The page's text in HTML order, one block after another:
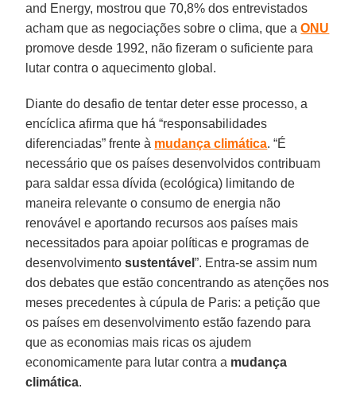
and Energy, mostrou que 70,8% dos entrevistados
acham que as negociações sobre o clima, que aONU
promove desde 1992, não fizeram o suficiente para
lutar contra o aquecimento global.
Diante do desafio de tentar deter esse processo, a
encíclica afirma que há “responsabilidades
diferenciadas” frente à mudança climática. “É
necessário que os países desenvolvidos contribuam
para saldar essa dívida (ecológica) limitando de
maneira relevante o consumo de energia não
renovável e aportando recursos aos países mais
necessitados para apoiar políticas e programas de
desenvolvimentosustentável”. Entra-se assim num
dos debates que estão concentrando as atenções nos
meses precedentes à cúpula de Paris: a petição que
os países em desenvolvimento estão fazendo para
que as economias mais ricas os ajudem
economicamente para lutar contra a mudança
climática.